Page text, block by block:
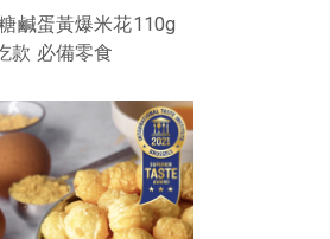
鹹蛋黃爆米花110g
款 必備零食